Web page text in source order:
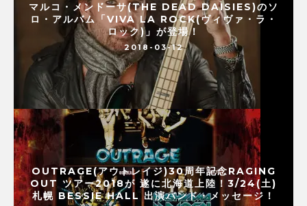
マルコ・メンドーサ(THE DEAD DAISIES)のソ
ロ・アルバム「VIVA LA ROCK(ヴィヴァ・ラ・
ロック)」が登場！
2018-03-12
OUTRAGE(アウトレイジ)30周年記念RAGING
OUT ツアー2018が 遂に北海道上陸！3/24(土)
札幌 BESSIE HALL 出演バンド・メッセージ！